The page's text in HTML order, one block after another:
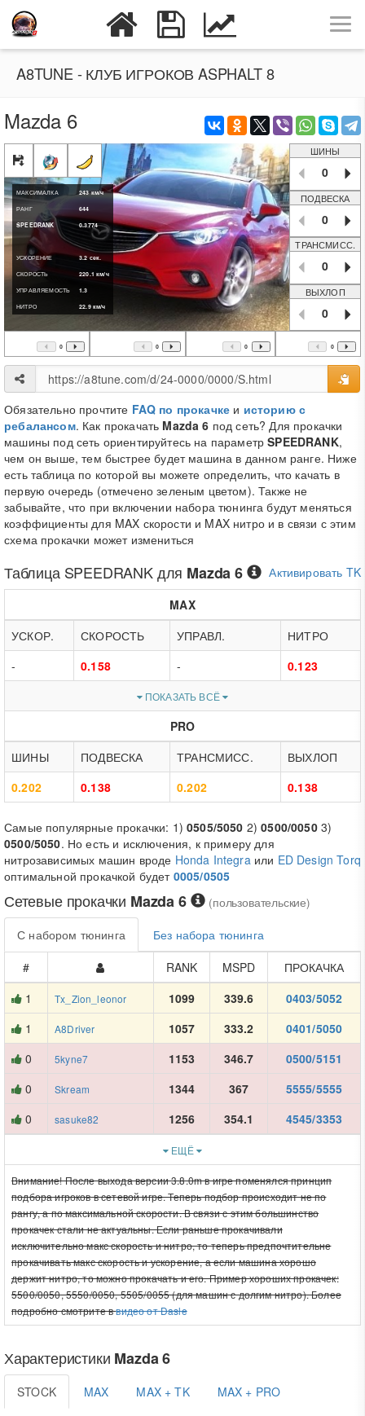
A8TUNE - КЛУБ ИГРОКОВ ASPHALT 8
Mazda 6
МАКСИМАЛКА 243км/ч
РАНГ
644
SPEEDRANK
0.3774
УСКОРЕНИЕ 3.2сек.
СКОРОСТЬ
220.1 км/ч
УПРАВЛЯЕМОСТЬ
1.3
НИТРО
22.9км/ч
ШИНЫ
0
ПОДВЕСКА
0
ТРАНСМИСС.
0
ВЫХЛОП
0
0 0 0 0
Обязательно прочтите FAQ по прокачке и историю с
ребалансом. Как прокачать Mazda 6 под сеть? Для прокачки
машины под сеть ориентируйтесь на параметрSPEEDRANK,
чем он выше, тем быстрее будет машина в данном ранге. Ниже
есть таблица по которой вы можете определить, что качать в
первую очередь (отмечено зеленым цветом). Также не
забывайте, что при включении набора тюнинга будут меняться
коэффициенты для MAX скорости и MAX нитро и в связи с этим
схема прокачки может измениться
Таблица SPEEDRANKдля Mazda 6
Активировать TK
MAX
УСКОР.
СКОРОСТЬ УПРАВЛ.
НИТРО
-
0.158 - 0.123
ПОКАЗАТЬ ВСЁ
PRO
ШИНЫ
ПОДВЕСКА ТРАНСМИСС.
ВЫХЛОП
0.202
0.138 0.202 0.138
Самые популярные прокачки: 1)0505/5050 2)0500/00503)
0500/5050. Но есть и исключения, к примеру для
нитрозависимых машин вроде Honda Integraили ED Design Torq
оптимальной прокачкой будет 0005/0505
Сетевые прокачки Mazda 6 (пользовательские)
С набором тюнинга
Без набора тюнинга
#
RANK MSPD
ПРОКАЧКА
1
Tx_Zion_leonor 1099 339.6
0403/5052
1
A8Driver 1057 333.2
0401/5050
0
5kyne7 1153 346.7
0500/5151
0
Skream 1344 367
5555/5555
0
sasuke82 1256 354.1 4545/3353
ЕЩЁ
Внимание! После выхода версии 3.8.0m в игре поменялся принцип
подбора игроков в сетевой игре. Теперь подбор происходит не по
рангу, а по максимальной скорости. В связи с этим большинство
прокачек стали не актуальны. Если раньше прокачивали
исключительно макс скорость и нитро, то теперь предпочтительне
прокачивать макс скорость и ускорение, а если машина хорошо
держит нитро, то можно прокачать и его. Пример хороших прокачек:
5500/0050, 5550/0050, 5505/0055 (для машин с долгим нитро). Более
подробно смотрите ввидео от Dasle
Характеристики Mazda 6
STOCK MAX MAX + TK MAX + PRO